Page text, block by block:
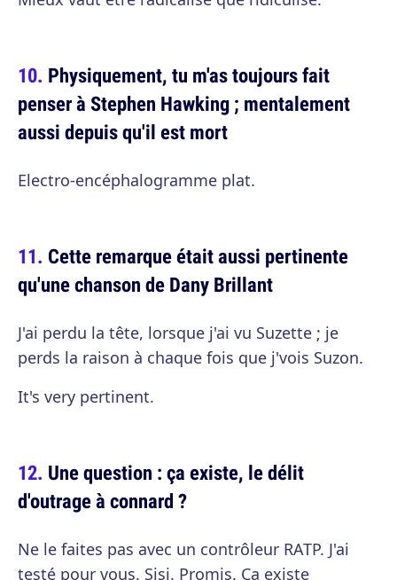
Physiquement, tu m'as toujours fait
penser à Stephen Hawking ; mentalement
aussi depuis qu'il est mort
Electro-encéphalogramme plat.
Cette remarque était aussi pertinente
qu'une chanson de Dany Brillant
J'ai perdu la tête, lorsque j'ai vu Suzette ; je
perds la raison à chaque fois que j'vois Suzon.
It's very pertinent.
Une question : ça existe, le délit
d'outrage à connard ?
Ne le faites pas avec un contrôleur RATP. J'ai
testé pour vous. Sisi. Promis. Ca existe